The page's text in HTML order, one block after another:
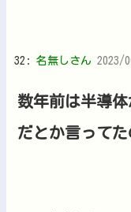
32: 名無しさん 2023/
数年前は半導
だとか言って